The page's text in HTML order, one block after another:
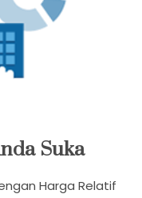
Suka
Harga Relatif